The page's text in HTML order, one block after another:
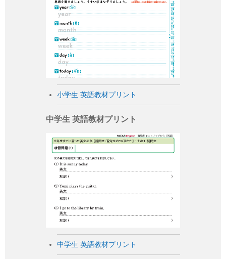
小学生 英語教材プリント
中学生 英語教材プリント
中学生 英語教材プリント